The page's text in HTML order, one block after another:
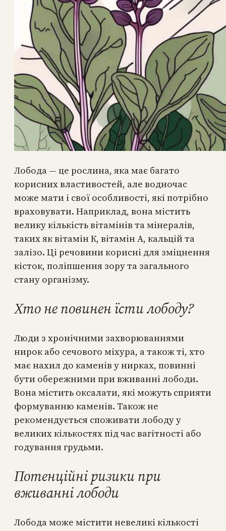
Лобода — це рослина, яка має багато
корисних властивостей, але водночас
може мати і свої особливості, які потрібно
враховувати. Наприклад, вона містить
велику кількість вітамінів та мінералів,
таких як вітамін К, вітамін А, кальцій та
залізо. Ці речовини корисні для зміцнення
кісток, поліпшення зору та загального
стану організму.
Хто не повинен їсти лободу?
Люди з хронічними захворюваннями
нирок або сечового міхура, а також ті, хто
має нахил до каменів у нирках, повинні
бути обережними при вживанні лободи.
Вона містить оксалати, які можуть сприяти
формуванню каменів. Також не
рекомендується споживати лободу у
великих кількостях під час вагітності або
годування грудьми.
Потенційні ризики при
вживанні лободи
Лобода може містити невеликі кількості